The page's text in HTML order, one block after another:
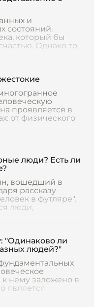
и
состояний.
который бы
Однако то,
проявляется в
от физического
люди? Есть ли
вошедший в
рассказу
в футляре".
люди,
"Одинаково ли
людей?"
нему заложено в
является